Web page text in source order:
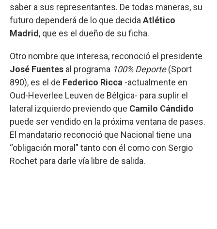
saber a sus representantes. De todas maneras, su
futuro dependerá de lo que decida Atlético
Madrid , que es el dueño de su ficha.
Otro nombre que interesa, reconoció el presidente
José Fuentes al programa 100% Deporte(Sport
890), es el de Federico Ricca -actualmente en
Oud-Heverlee Leuven de Bélgica- para suplir el
lateral izquierdo previendo que Camilo Cándido
puede ser vendido en la próxima ventana de pases.
El mandatario reconoció que Nacional tiene una
“obligación moral” tanto con él como con Sergio
Rochet para darle vía libre de salida.